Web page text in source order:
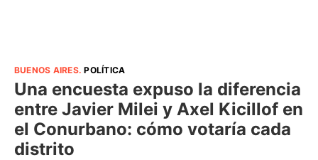
BUENOS AIRES.POLÍTICA
Una encuesta expuso la diferencia
entre Javier Milei y Axel Kicillof en
el Conurbano: cómo votaría cada
distrito